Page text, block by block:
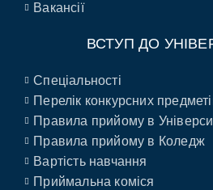
Вакансії
ВСТУП ДО
Спеціальності
Перелік конкурсних
Правила прийому в
Правила прийому в Коледж
Вартість навчання
Приймальна коміся